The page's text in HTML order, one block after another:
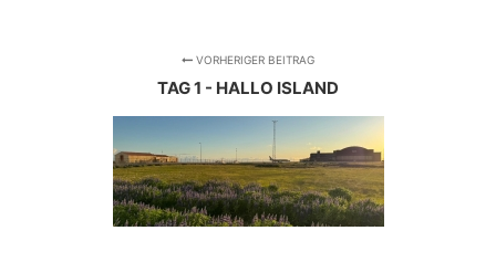
VORHERIGER BEITRAG
TAG 1 - HALLO ISLAND